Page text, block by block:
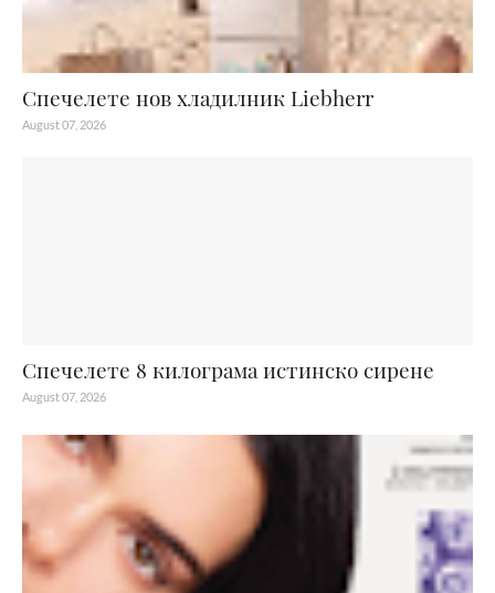
Спечелете нов хладилник Liebherr
August 07, 2026
Спечелете 8 килограма истинско сирене
August 07, 2026